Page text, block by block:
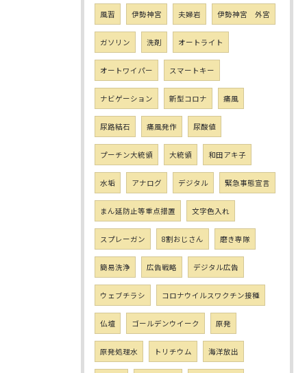
風習 伊勢神宮 夫婦岩 伊勢神宮 外宮
ガソリン 洗剤 オートライト
オートワイパー スマートキー
ナビゲーション 新型コロナ 痛風
尿路結石 痛風発作 尿酸値
プーチン大統領 大統領 和田アキ子
水垢 アナログ デジタル 緊急事態宣言
まん延防止等重点措置 文字色入れ
スプレーガン 8割おじさん 磨き専隊
簡易洗浄 広告戦略 デジタル広告
ウェブチラシ コロナウイルスワクチン接種
仏壇 ゴールデンウイーク 原発
原発処理水 トリチウム 海洋放出